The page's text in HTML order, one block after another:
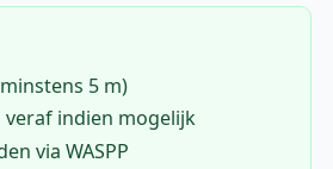
5 m)
indien mogelijk
via WASPP